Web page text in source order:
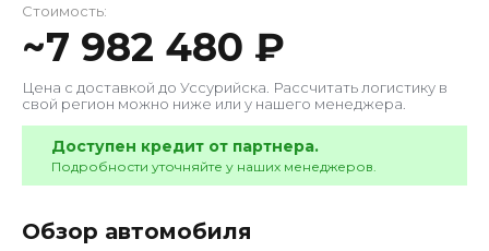
Стоимость:
~7 982 480 ₽
Цена с доставкой до Уссурийска . Рассчитать логистику в
свой регион можно ниже или у нашего менеджера.
Доступен кредит от партнера.
Подробности уточняйте у наших менеджеров.
Обзор автомобиля